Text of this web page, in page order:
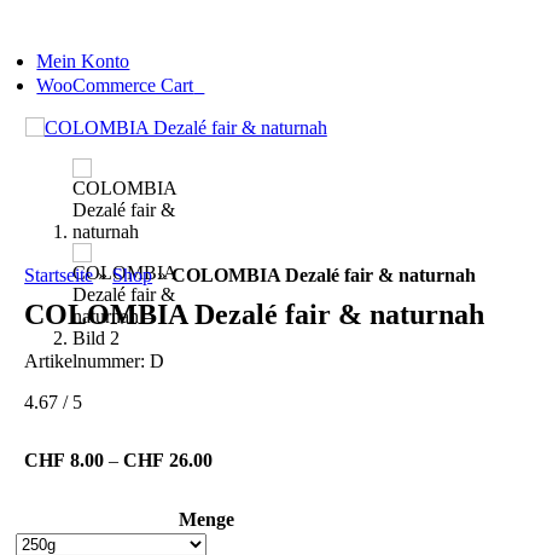
content
Mein Konto
WooCommerce Cart0
Startseite»Shop»COLOMBIA Dezalé fair & naturnah
COLOMBIA Dezalé fair & naturnah
Artikelnummer:D
4.67 / 5
CHF 8.00 –CHF 26.00Preisspanne:
CHF26.00
Menge